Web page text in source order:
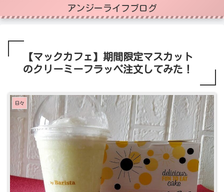
アンジーライフブログ
【マックカフェ】期間限定マスカット
のクリーミーフラッペ注文してみた！
日々